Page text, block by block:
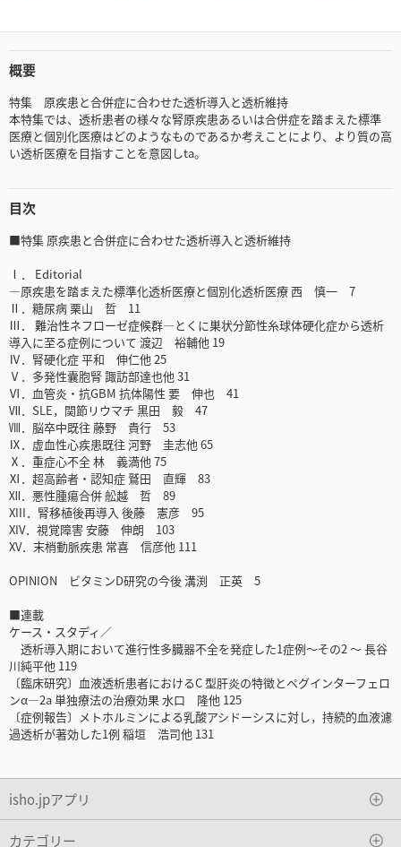
概要
特集 原疾患と合併症に合わせた透析導入と透析維持
本特集では、透析患者の様々な腎原疾患あるいは合併症を踏まえた標準
医療と個別化医療はどのようなものであるか考えことにより、より質の高
い透析医療を目指すことを意図しta。
目次
■特集 原疾患と合併症に合わせた透析導入と透析維持
Ⅰ． Editorial
―原疾患を踏まえた標準化透析医療と個別化透析医療 西 慎一 7
Ⅱ．糖尿病 栗山 哲 11
Ⅲ． 難治性ネフローゼ症候群―とくに巣状分節性糸球体硬化症から透析
導入に至る症例について 渡辺 裕輔他 19
Ⅳ．腎硬化症 平和 伸仁他 25
Ⅴ．多発性囊胞腎 諏訪部達也他 31
Ⅵ．血管炎・抗GBM 抗体陽性 要 伸也 41
Ⅶ．SLE，関節リウマチ 黒田 毅 47
Ⅷ．脳卒中既往 藤野 貴行 53
Ⅸ．虚血性心疾患既往 河野 圭志他 65
Ⅹ．重症心不全 林 義満他 75
Ⅺ．超高齢者・認知症 鷲田 直輝 83
Ⅻ．悪性腫瘍合併 舩越 哲 89
XIII．腎移植後再導入 後藤 憲彦 95
XIV．視覚障害 安藤 伸朗 103
XV．末梢動脈疾患 常喜 信彦他 111
OPINION ビタミンD研究の今後 溝渕 正英 5
■連載
ケース・スタディ／
透析導入期において進行性多臓器不全を発症した1症例～その2 ～ 長谷
川純平他 119
〔臨床研究〕血液透析患者におけるC 型肝炎の特徴とペグインターフェロ
ンα―2a 単独療法の治療効果 水口 隆他 125
〔症例報告〕メトホルミンによる乳酸アシドーシスに対し，持続的血液濾
過透析が著効した1例 稲垣 浩司他 131
isho.jpアプリ
カテゴリー